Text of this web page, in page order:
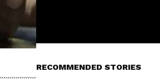
RECOMMENDED STORIES